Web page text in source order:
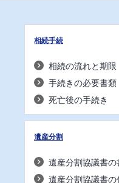
相続手続
相続の流れと期限
手続きの必要書類
死亡後の手続き
遺産分割
遺産分割協議書
遺産分割協議書の